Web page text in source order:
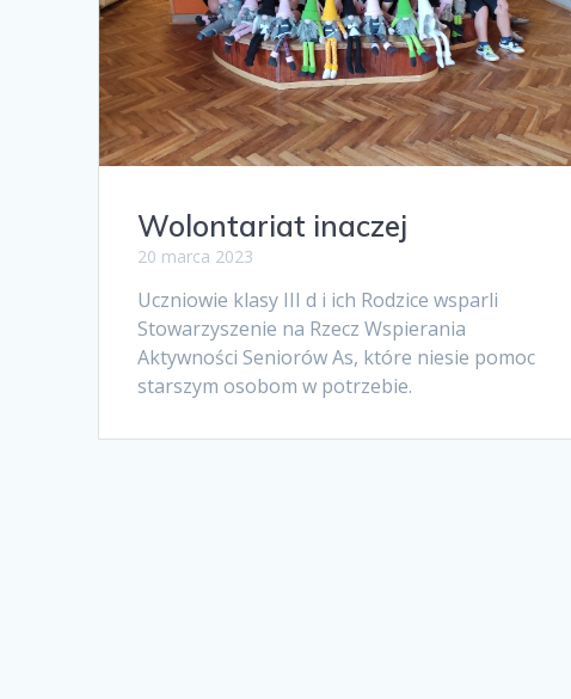
Wolontariat inaczej
20 marca 2023
Uczniowie klasy III d i ich Rodzice wsparli
Stowarzyszenie na Rzecz Wspierania
Aktywności Seniorów As, które niesie pomoc
starszym osobom w potrzebie.